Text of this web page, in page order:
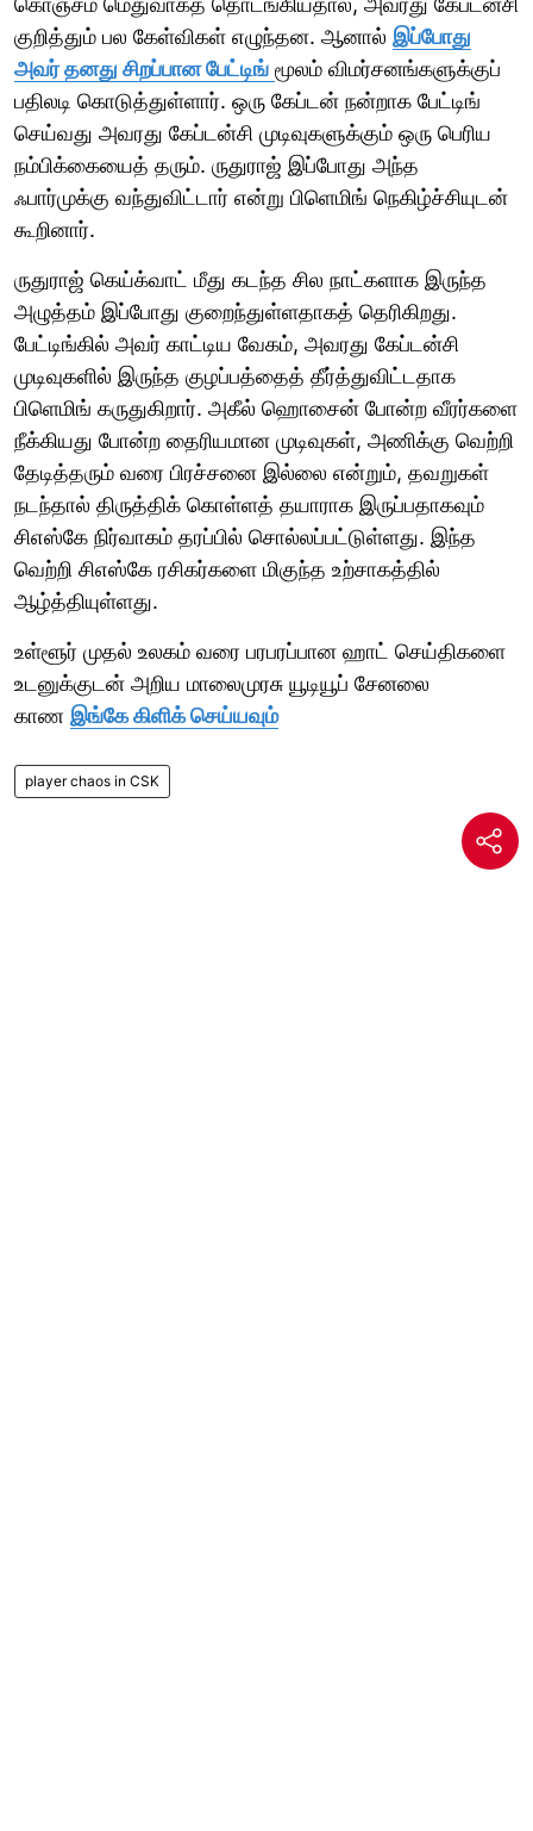
குறித்தும் பல கேள்விகள் எழுந்தன. ஆனால் இப்போது
அவர் தனது சிறப்பான பேட்டிங் மூலம் விமர்சனங்களுக்குப்
பதிலடி கொடுத்துள்ளார். ஒரு கேப்டன் நன்றாக பேட்டிங்
செய்வது அவரது கேப்டன்சி முடிவுகளுக்கும் ஒரு பெரிய
நம்பிக்கையைத் தரும். ருதுராஜ் இப்போது அந்த
ஃபார்முக்கு வந்துவிட்டார் என்று பிளெமிங் நெகிழ்ச்சியுடன்
கூறினார்.
ருதுராஜ் கெய்க்வாட் மீது கடந்த சில நாட்களாக இருந்த
அழுத்தம் இப்போது குறைந்துள்ளதாகத் தெரிகிறது.
பேட்டிங்கில் அவர் காட்டிய வேகம், அவரது கேப்டன்சி
முடிவுகளில் இருந்த குழப்பத்தைத் தீர்த்துவிட்டதாக
பிளெமிங் கருதுகிறார். அகீல் ஹொசைன் போன்ற வீரர்களை
நீக்கியது போன்ற தைரியமான முடிவுகள், அணிக்கு வெற்றி
தேடித்தரும் வரை பிரச்சனை இல்லை என்றும், தவறுகள்
நடந்தால் திருத்திக் கொள்ளத் தயாராக இருப்பதாகவும்
சிஎஸ்கே நிர்வாகம் தரப்பில் சொல்லப்பட்டுள்ளது. இந்த
வெற்றி சிஎஸ்கே ரசிகர்களை மிகுந்த உற்சாகத்தில்
ஆழ்த்தியுள்ளது.
உள்ளூர் முதல் உலகம் வரை பரபரப்பான ஹாட் செய்திகளை
உடனுக்குடன் அறிய மாலைமுரசு யூடியூப் சேனலை
காண இங்கே கிளிக் செய்யவும்
player chaos in CSK